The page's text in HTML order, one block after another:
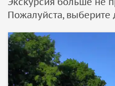
Пожалуйста, выберите